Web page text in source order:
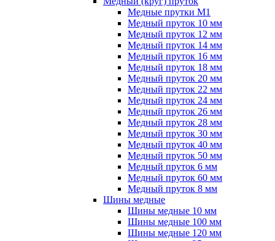
Медные прутки М1
Медный пруток 10 мм
Медный пруток 12 мм
Медный пруток 14 мм
Медный пруток 16 мм
Медный пруток 18 мм
Медный пруток 20 мм
Медный пруток 22 мм
Медный пруток 24 мм
Медный пруток 26 мм
Медный пруток 28 мм
Медный пруток 30 мм
Медный пруток 40 мм
Медный пруток 50 мм
Медный пруток 6 мм
Медный пруток 60 мм
Медный пруток 8 мм
Шины медные
Шины медные 10 мм
Шины медные 100 мм
Шины медные 120 мм